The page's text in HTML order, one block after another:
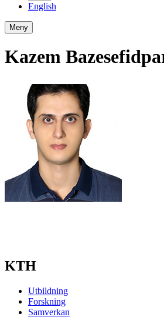
English
Meny
Kazem
KTH
Utbildning
Forskning
Samverkan